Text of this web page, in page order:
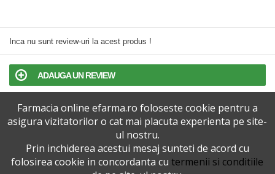
Inca nu sunt review-uri la acest produs !
ADAUGA UN REVIEW
TERMENI SI CONDITII
POLITICA DE CONFIDENTIALITATE
VERSIUNEA DESKTOP
Farmacia online efarma.ro foloseste cookie pentru a
asigura vizitatorilor o cat mai placuta experienta pe site-
ul nostru.
Prin inchiderea acestui mesaj sunteti de acord cu
folosirea cookie in concordanta cu termenii si conditiile